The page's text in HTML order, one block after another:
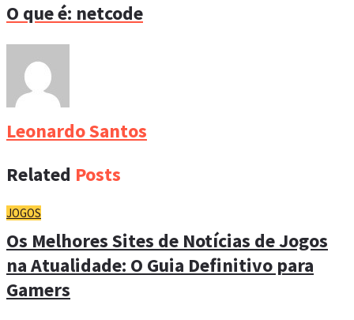
O que é: netcode
Leonardo Santos
Related Posts
JOGOS
Os Melhores Sites de Notícias de Jogos
na Atualidade: O Guia Definitivo para
Gamers